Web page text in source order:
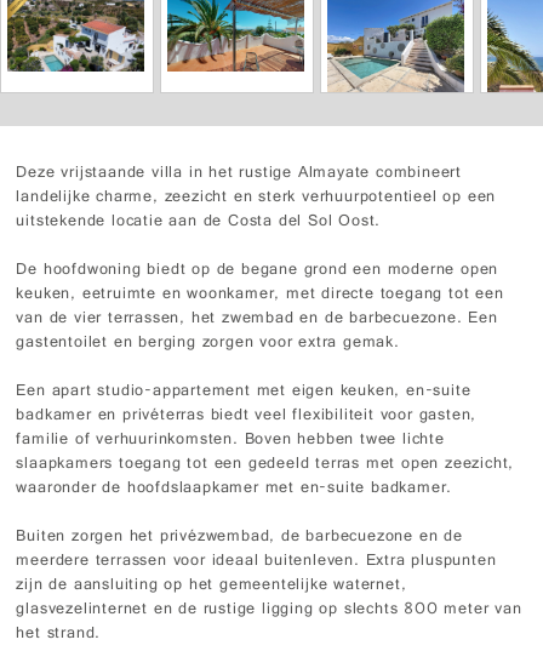
Deze vrijstaande villa in het rustige Almayate combineert
landelijke charme, zeezicht en sterk verhuurpotentieel op een
uitstekende locatie aan de Costa del Sol Oost.
De hoofdwoning biedt op de begane grond een moderne open
keuken, eetruimte en woonkamer, met directe toegang tot een
van de vier terrassen, het zwembad en de barbecuezone. Een
gastentoilet en berging zorgen voor extra gemak.
Een apart studio-appartement met eigen keuken, en-suite
badkamer en privéterras biedt veel flexibiliteit voor gasten,
familie of verhuurinkomsten. Boven hebben twee lichte
slaapkamers toegang tot een gedeeld terras met open zeezicht,
waaronder de hoofdslaapkamer met en-suite badkamer.
Buiten zorgen het privézwembad, de barbecuezone en de
meerdere terrassen voor ideaal buitenleven. Extra pluspunten
zijn de aansluiting op het gemeentelijke waternet,
glasvezelinternet en de rustige ligging op slechts 800 meter van
het strand.